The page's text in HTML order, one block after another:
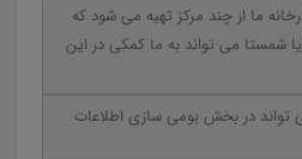
ما از چند مرکز تهیه می شود که
شمستا می تواند به ما کمکی در این
در بخش بومی سازی اطلاعات